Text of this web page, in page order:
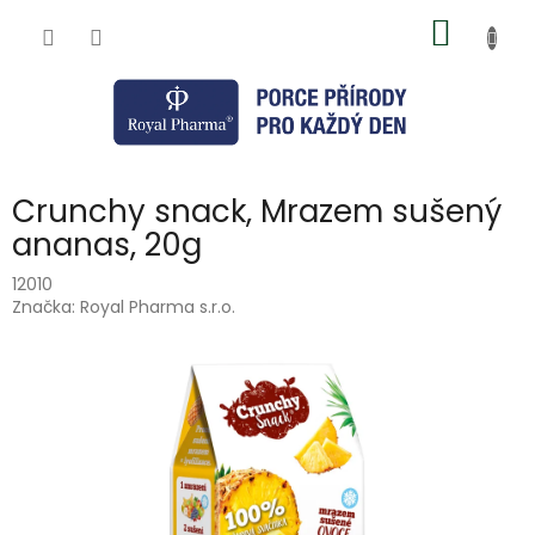
KOŠÍK
Crunchy snack, Mrazem sušený
ananas, 20g
12010
Značka: Royal Pharma s.r.o.